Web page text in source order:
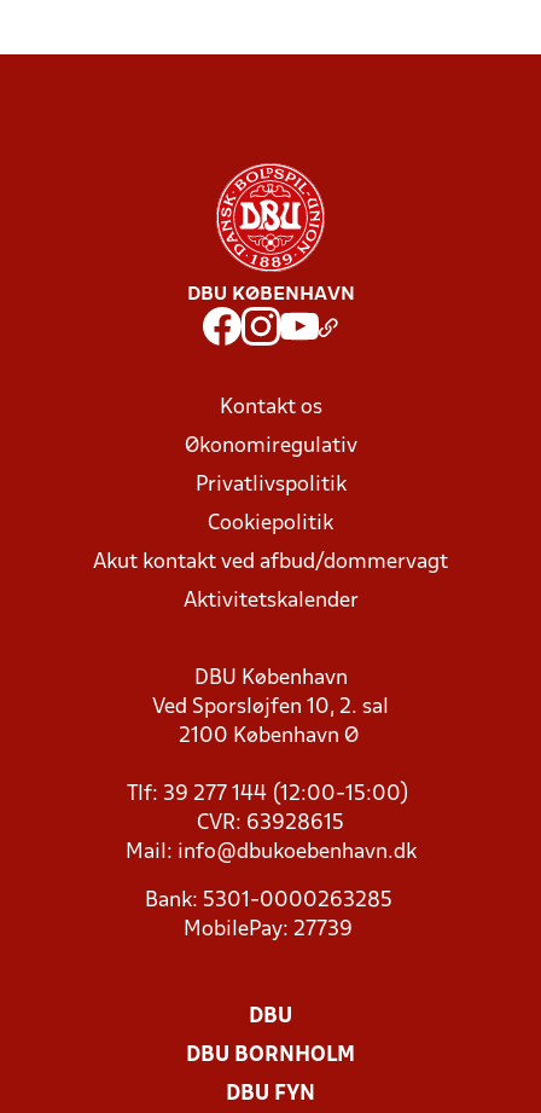
DBU KØBENHAVN
Kontakt os
Økonomiregulativ
Privatlivspolitik
Cookiepolitik
Akut kontakt ved afbud/dommervagt
Aktivitetskalender
DBU København
Ved Sporsløjfen 10, 2. sal
2100 København Ø
Tlf: 39 277 144 (12:00-15:00)
CVR: 63928615
Mail: info@dbukoebenhavn.dk
Bank: 5301-0000263285
MobilePay: 27739
DBU
DBU BORNHOLM
DBU FYN